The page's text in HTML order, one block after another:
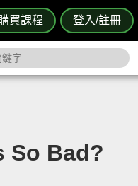
買課程 登入/註冊
So Bad?